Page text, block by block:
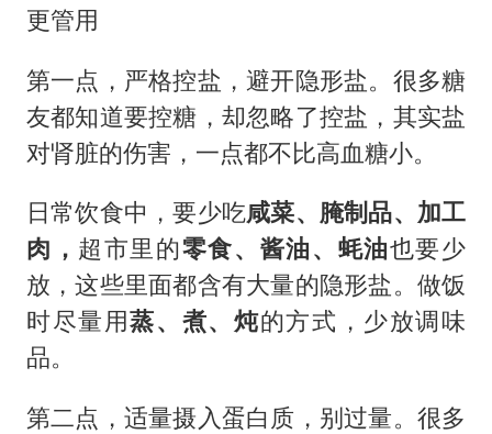
更管用
第一点，严格控盐，避开隐形盐。很多糖
友都知道要控糖，却忽略了控盐，其实盐
对肾脏的伤害，一点都不比高血糖小。
日常饮食中，要少吃咸菜、腌制品、加工
肉， 超市里的零食、酱油、蚝油也要少
放，这些里面都含有大量的隐形盐。做饭
时尽量用蒸、煮、炖的方式，少放调味
品。
第二点，适量摄入蛋白质，别过量。很多